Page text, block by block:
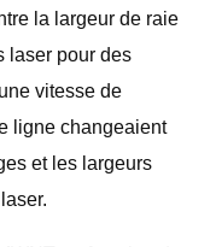
la largeur de raie
laser pour des
vitesse de
ligne changeaient
et les largeurs